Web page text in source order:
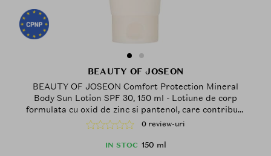
BEAUTY OF JOSEON
BEAUTY OF JOSEON Comfort Protection Mineral
Body Sun Lotion SPF 30, 150 ml - Lotiune de corp
formulata cu oxid de zinc si pantenol, care contribuie
la hidratarea pielii si la metinerea barierei cutanate
0 review-uri
IN STOC 150 ml